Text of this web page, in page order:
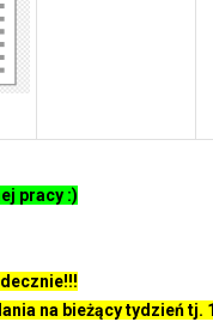
pracy :)
na bieżący tydzień tj.